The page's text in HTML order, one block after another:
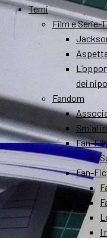
Temi
Film e Serie-
dei
Fandom
Smial
Fan-
Fan-
I